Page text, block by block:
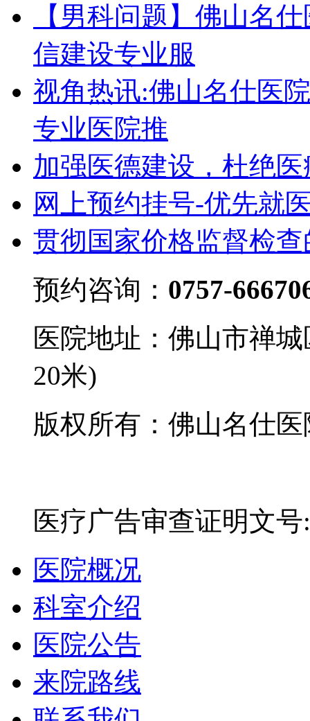
【男科问题】佛山名
信建设专业服
视角热讯:佛山名仕医
专业医院推
加强医德建设，杜绝
网上预约挂号-优先就
贯彻国家价格监督检
预约咨询： 0757-
医院地址：佛山市禅
20米)
版权所有：佛山名仕
医疗广告审查证明文
医院概况
科室介绍
医院公告
来院路线